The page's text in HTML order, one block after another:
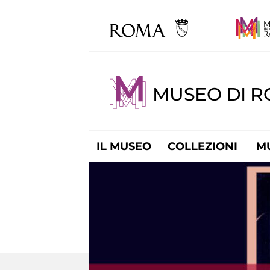
MUSEO DI
IL MUSEO COLLEZIONI